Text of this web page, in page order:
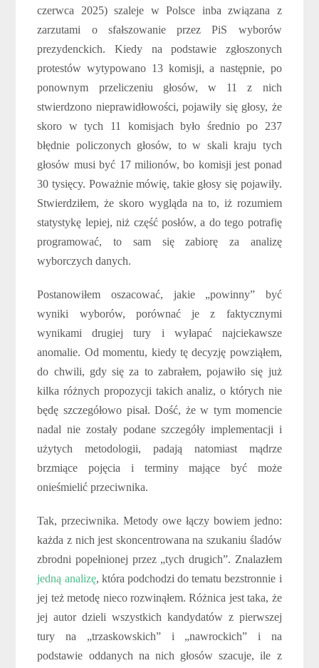
czerwca 2025) szaleje w Polsce inba związana z
zarzutami o sfałszowanie przez PiS wyborów
prezydenckich. Kiedy na podstawie zgłoszonych
protestów wytypowano 13 komisji, a następnie, po
ponownym przeliczeniu głosów, w 11 z nich
stwierdzono nieprawidłowości, pojawiły się głosy, że
skoro w tych 11 komisjach było średnio po 237
błędnie policzonych głosów, to w skali kraju tych
głosów musi być 17 milionów, bo komisji jest ponad
30 tysięcy. Poważnie mówię, takie głosy się pojawiły.
Stwierdziłem, że skoro wygląda na to, iż rozumiem
statystykę lepiej, niż część posłów, a do tego potrafię
programować, to sam się zabiorę za analizę
wyborczych danych.
Postanowiłem oszacować, jakie „powinny” być
wyniki wyborów, porównać je z faktycznymi
wynikami drugiej tury i wyłapać najciekawsze
anomalie. Od momentu, kiedy tę decyzję powziąłem,
do chwili, gdy się za to zabrałem, pojawiło się już
kilka różnych propozycji takich analiz, o których nie
będę szczegółowo pisał. Dość, że w tym momencie
nadal nie zostały podane szczegóły implementacji i
użytych metodologii, padają natomiast mądrze
brzmiące pojęcia i terminy mające być może
onieśmielić przeciwnika.
Tak, przeciwnika. Metody owe łączy bowiem jedno:
każda z nich jest skoncentrowana na szukaniu śladów
zbrodni popełnionej przez „tych drugich”. Znalazłem
jedną analizę, która podchodzi do tematu bezstronnie i
jej też metodę nieco rozwinąłem. Różnica jest taka, że
jej autor dzieli wszystkich kandydatów z pierwszej
tury na „trzaskowskich” i „nawrockich” i na
podstawie oddanych na nich głosów szacuje, ile z